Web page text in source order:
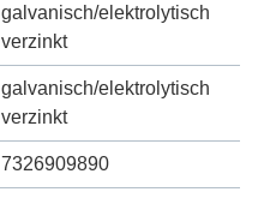
galvanisch/elektrolytisch
verzinkt
galvanisch/elektrolytisch
verzinkt
7326909890